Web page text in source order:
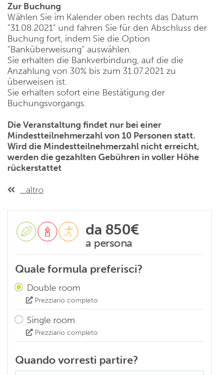
Zur Buchung
Wählen Sie im Kalender oben rechts das Datum
“31.08.2021” und fahren Sie für den Abschluss der
Buchung fort, indem Sie die Option
“Banküberweisung” auswählen.
Sie erhalten die Bankverbindung, auf die die
Anzahlung von 30% bis zum 31.07.2021 zu
überweisen ist.
Sie erhalten sofort eine Bestätigung der
Buchungsvorgangs.
Die Veranstaltung findet nur bei einer
Mindestteilnehmerzahl von 10 Personen statt.
Wird die Mindestteilnehmerzahl nicht erreicht,
werden die gezahlten Gebühren in voller Höhe
rückerstattet
...altro
da 850€
a persona
Quale formula preferisci?
Double room
Prezziario completo
Single room
Prezziario completo
Quando vorresti partire?